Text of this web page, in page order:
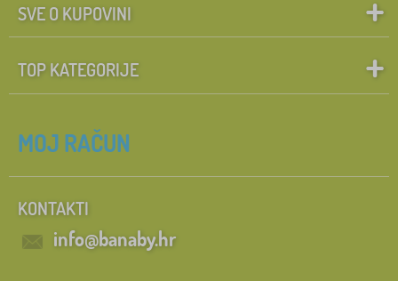
SVE O KUPOVINI
TOP KATEGORIJE
MOJ RAČUN
KONTAKTI
info@banaby.hr